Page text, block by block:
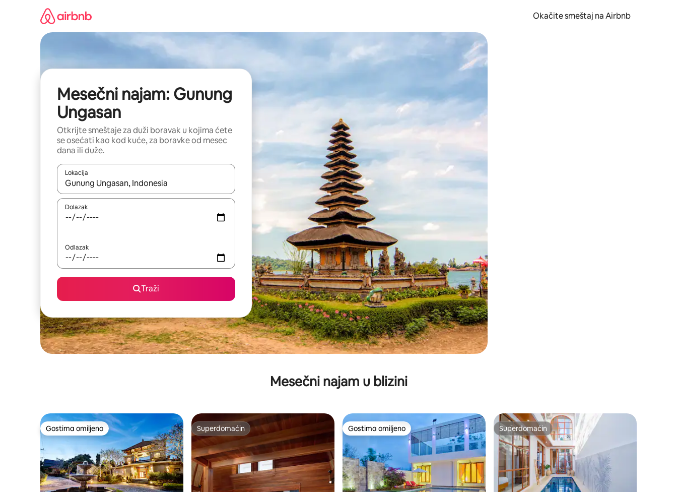
Okačite smeštaj na Airbnb
Mesečni najam: Gunung
Ungasan
Otkrijte smeštaje za duži boravak u kojima ćete
se osećati kao kod kuće, za boravke od mesec
dana ili duže.
Lokacija
Kad su rezultati dostupni, možete da se krećete kroz njih pomoću strelica nagore i nadole, kao i da ih istražujte dodirom ili prevlačenjem.
Dolazak
Odlazak
Traži
Mesečni najam u blizini
Gostima omiljeno
Gostima omiljeno Superdomaćin
Superdomaćin Gostima omiljeno
Gostima omiljeno Superdomaćin
Superdomaćin